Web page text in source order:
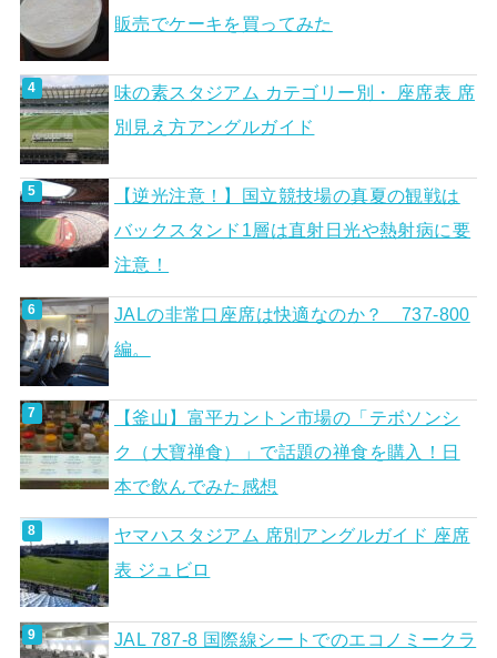
販売でケーキを買ってみた
味の素スタジアム カテゴリー別・ 座席表 席
別見え方アングルガイド
【逆光注意！】国立競技場の真夏の観戦は
バックスタンド1層は直射日光や熱射病に要
注意！
JALの非常口座席は快適なのか？ 737-800
編。
【釜山】富平カントン市場の「テボソンシ
ク（大寶禅食）」で話題の禅食を購入！日
本で飲んでみた感想
ヤマハスタジアム 席別アングルガイド 座席
表 ジュビロ
JAL 787-8 国際線シートでのエコノミークラ